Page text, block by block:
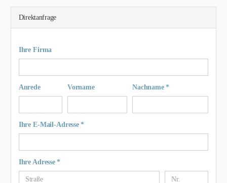
Direktanfrage
Ihre Firma
Anrede Vorname Nachname *
Ihre E-Mail-Adresse *
Ihre Adresse *